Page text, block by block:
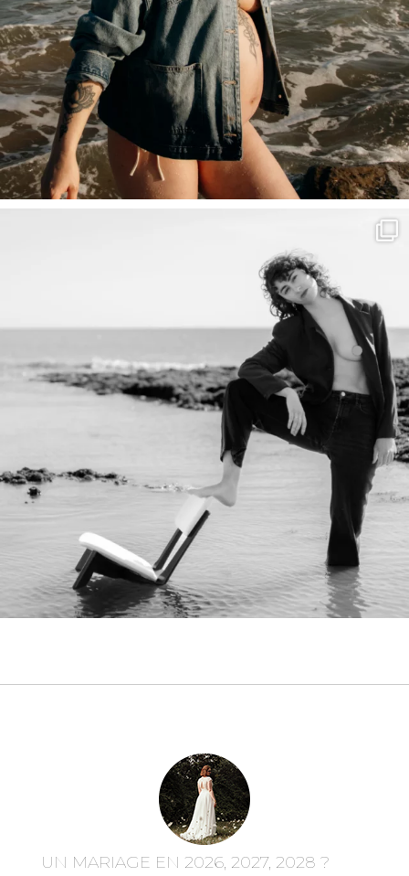
UN MARIAGE EN 2026, 2027, 2028 ?